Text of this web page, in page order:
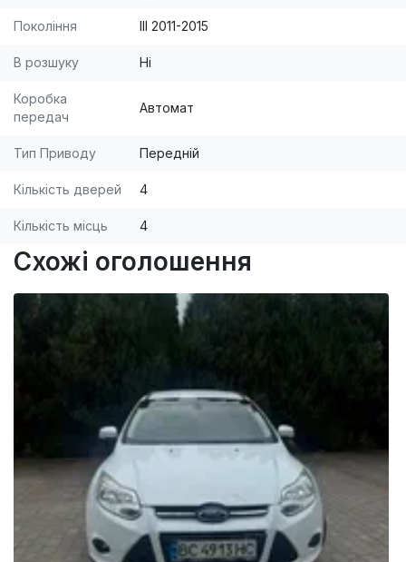
Покоління III 2011-2015
В розшуку Ні
Коробка
передач
Автомат
Тип Приводу Передній
Кількість дверей 4
Кількість місць 4
Схожі оголошення